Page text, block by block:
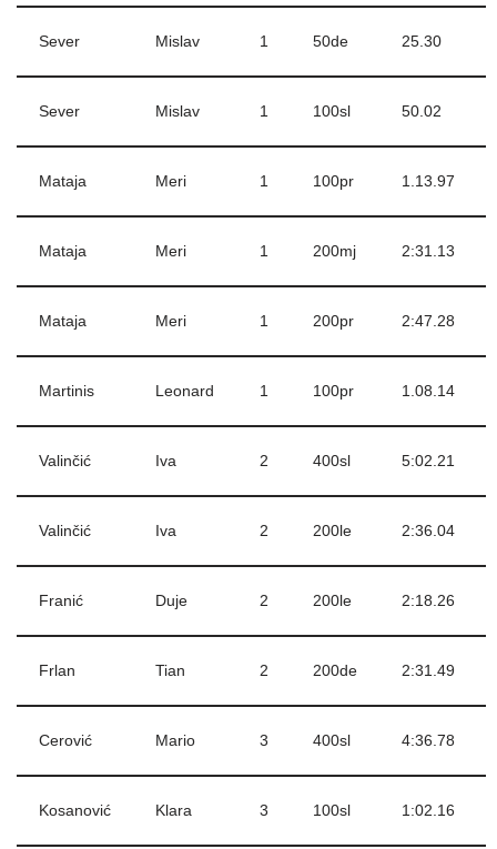
Sever Mislav 1 50de 25.30
Sever Mislav 1 100sl 50.02
Mataja Meri 1 100pr 1.13.97
Mataja Meri 1 200mj 2:31.13
Mataja Meri 1 200pr 2:47.28
Martinis Leonard 1 100pr 1.08.14
Valinčić Iva 2 400sl 5:02.21
Valinčić Iva 2 200le 2:36.04
Franić Duje 2 200le 2:18.26
Frlan Tian 2 200de 2:31.49
Cerović Mario 3 400sl 4:36.78
Kosanović Klara 3 100sl 1:02.16